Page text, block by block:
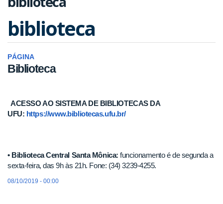
biblioteca
PÁGINA
Biblioteca
ACESSO AO SISTEMA DE BIBLIOTECAS DA
UFU: https://www.bibliotecas.ufu.br/
• Biblioteca Central Santa Mônica: funcionamento é de segunda a
sexta-feira, das 9h às 21h. Fone: (34) 3239-4255.
08/10/2019 - 00:00